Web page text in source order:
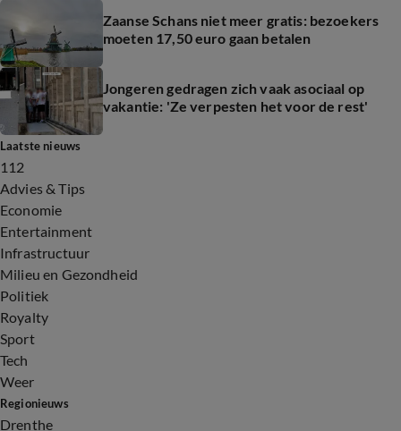
Zaanse Schans niet meer gratis: bezoekers
moeten 17,50 euro gaan betalen
Jongeren gedragen zich vaak asociaal op
vakantie: 'Ze verpesten het voor de rest'
Laatste nieuws
112
Advies & Tips
Economie
Entertainment
Infrastructuur
Milieu en Gezondheid
Politiek
Royalty
Sport
Tech
Weer
Regionieuws
Drenthe